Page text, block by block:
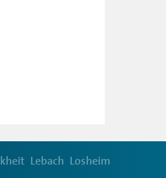
Lebach Losheim